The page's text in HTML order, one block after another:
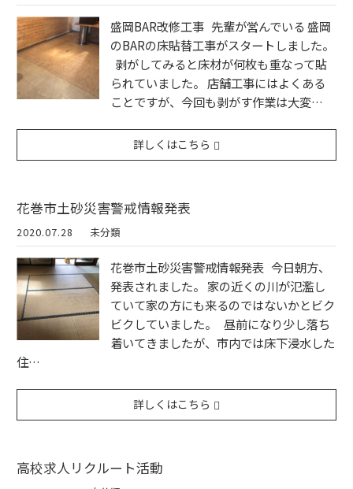
盛岡BAR改修工事 先輩が営んでいる 盛岡
のBARの床貼替工事がスタートしました。
剥がしてみると床材が何枚も重なって貼
られていました。 店舗工事にはよくある
ことですが、今回も剥がす作業は大変…
詳しくはこちら
花巻市土砂災害警戒情報発表
2020.07.28 未分類
花巻市土砂災害警戒情報発表 今日朝方、
発表されました。 家の近くの川が氾濫し
ていて家の方にも来るのではないかとビク
ビクしていました。 昼前になり少し落ち
着いてきましたが、市内では床下浸水した
住…
詳しくはこちら
高校求人リクルート活動